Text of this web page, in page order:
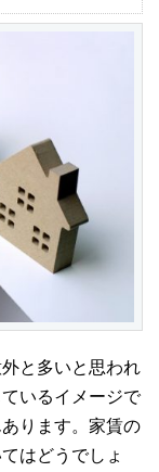
と多いと思われ
いるイメージで
ります。家賃の
はどうでしょ